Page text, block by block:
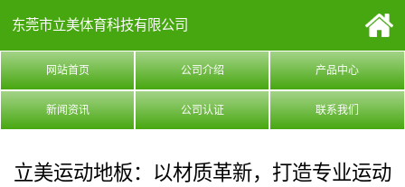
东莞市立美体育科技有限公司
网站首页 公司介绍 产品中心
新闻资讯 公司认证 联系我们
立美运动地板：以材质革新，打造专业运动